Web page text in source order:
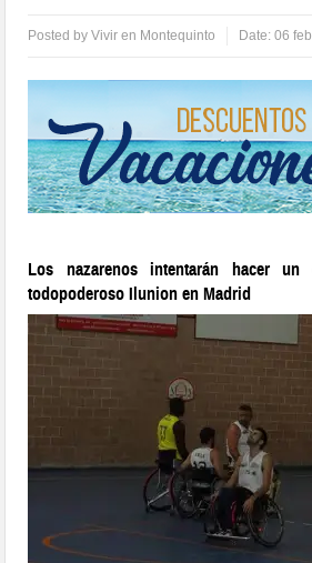
Posted byVivir en Montequinto Date:06
Los nazarenos intentarán hacer
todopoderoso Ilunion en Madrid